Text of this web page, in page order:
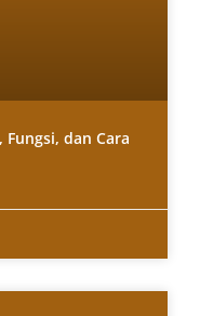
Fungsi, dan Cara